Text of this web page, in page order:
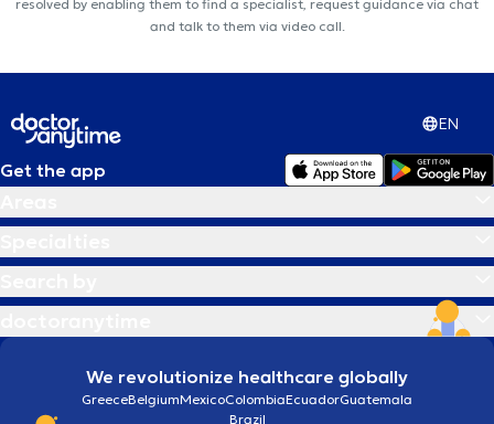
resolved by enabling them to find a specialist, request guidance via chat
and talk to them via video call.
EN
Get the app
We revolutionize healthcare globally
GreeceBelgiumMexicoColombiaEcuadorGuatemala
Brazil